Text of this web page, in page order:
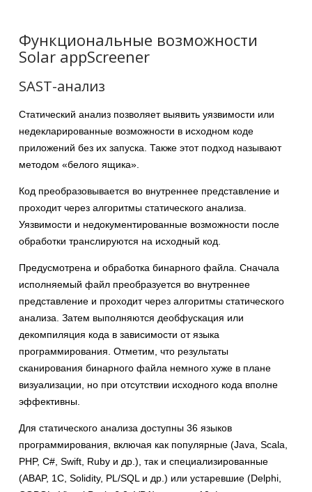
Функциональные возможности
Solar appScreener
SAST-анализ
Статический анализ позволяет выявить уязвимости или
недекларированные возможности в исходном коде
приложений без их запуска. Также этот подход называют
методом «белого ящика».
Код преобразовывается во внутреннее представление и
проходит через алгоритмы статического анализа.
Уязвимости и недокументированные возможности после
обработки транслируются на исходный код.
Предусмотрена и обработка бинарного файла. Сначала
исполняемый файл преобразуется во внутреннее
представление и проходит через алгоритмы статического
анализа. Затем выполняются деобфускация или
декомпиляция кода в зависимости от языка
программирования. Отметим, что результаты
сканирования бинарного файла немного хуже в плане
визуализации, но при отсутствии исходного кода вполне
эффективны.
Для статического анализа доступны 36 языков
программирования, включая как популярные (Java, Scala,
PHP, C#, Swift, Ruby и др.), так и специализированные
(ABAP, 1С, Solidity, PL/SQL и др.) или устаревшие (Delphi,